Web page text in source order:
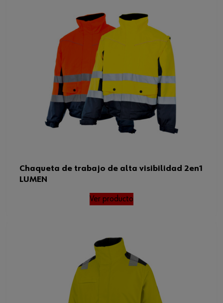
Chaqueta de trabajo de alta visibilidad 2en1
LUMEN
Ver producto